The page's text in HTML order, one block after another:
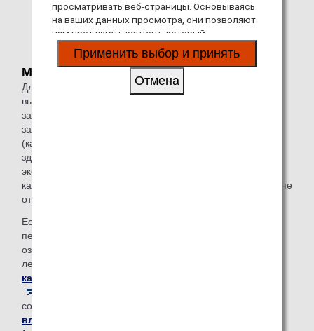
Международные рейсы
Для международных рейсов требования к въезду и
выезду для собак-компаньонов могут отличаться в
зависимости от страны или региона. Клиенты должны
заранее подготовить все необходимые документы
(карантинный сертификат на ввоз, справку о состоянии
здоровья, сертификат на вывоз и т. д.) для импорта/
экспорта животных, получив информацию на
карантинной станции, в посольстве и т. д. в стране/районе
отправления и назначения.
Если вы въезжаете/выезжаете из Японии или
пересаживаетесь с рейса в Японию или из нее,
ознакомьтесь с веб-сайтами Министерства сельского,
лесного и рыбного хозяйства,
карантинной службы (только на английском языке)
социального обеспечения.
владельцев собак-компаньонов из других стран
просматривать веб-страницы. Основываясь
на ваших данных просмотра, они позволяют
нам предлагать контент, который
соответствует вашим личным интересам, в
виде веб-сайтов, электронной почты,
Применить выбор и принять
Отмена